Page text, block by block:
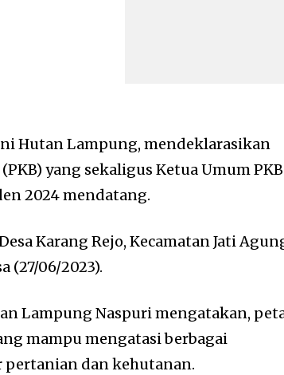
Hutan Lampung, mendeklarasikan
yang sekaligus Ketua Umum PKB
2024 mendatang.
Karang Rejo, Kecamatan Jati
(27/06/2023).
Lampung Naspuri mengatakan,
mampu mengatasi berbagai
pertanian dan kehutanan.